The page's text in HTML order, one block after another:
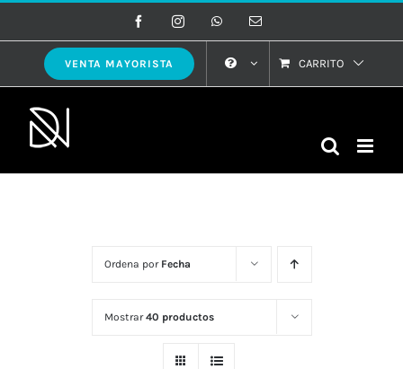
al
contenido
FacebookInstagramWhatsAppCorreo
VENTA MAYORISTA CARRITO
Ordena por Fecha
Mostrar40 productos